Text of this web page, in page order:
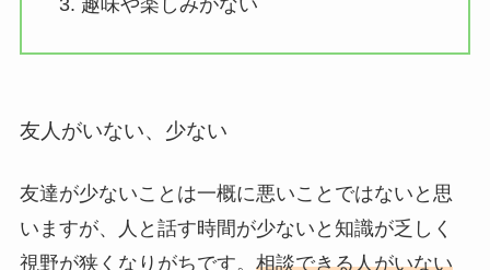
趣味や楽しみがない
友人がいない、少ない
友達が少ないことは一概に悪いことではないと思
いますが、人と話す時間が少ないと知識が乏しく
視野が狭くなりがちです。 相談できる人がいない